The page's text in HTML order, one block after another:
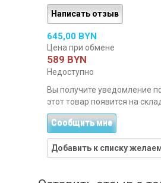
Написать отзыв
645,00 BYN
Цена при обмене
589 BYN
Недоступно
Вы получите уведомление
этот товар появится на
Сообщить мне
Добавить к списку